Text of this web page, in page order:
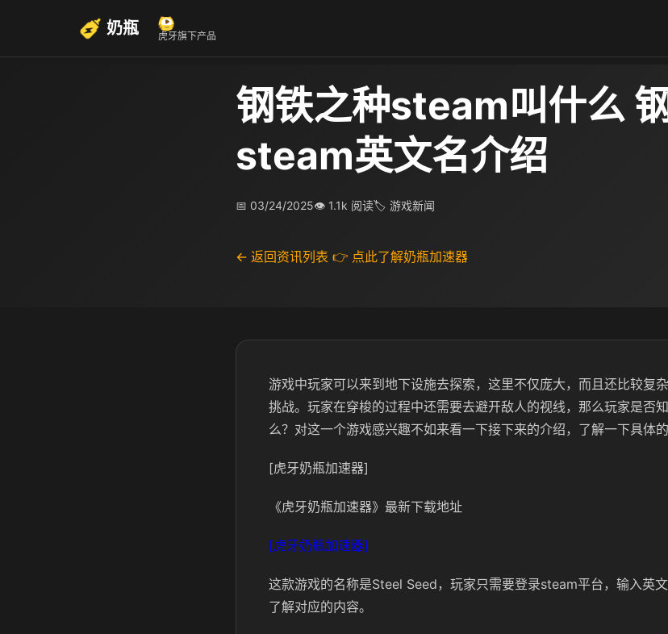
奶瓶 虎牙旗下产品
钢铁之种steam叫什么
steam英文名介绍
📅 03/24/2025👁 1.1k 阅读🏷 游戏新闻
← 返回资讯列表 👉 点此了解奶瓶加速器
游戏中玩家可以来到地下设施去探索，这里不仅庞大，而且还比较复
挑战。玩家在穿梭的过程中还需要去避开敌人的视线，那么玩家是否
么？对这一个游戏感兴趣不如来看一下接下来的介绍，了解一下具体的
[虎牙奶瓶加速器]
《虎牙奶瓶加速器》最新下载地址
[虎牙奶瓶加速器]
这款游戏的名称是Steel Seed，玩家只需要登录steam平台，输入英
了解对应的内容。